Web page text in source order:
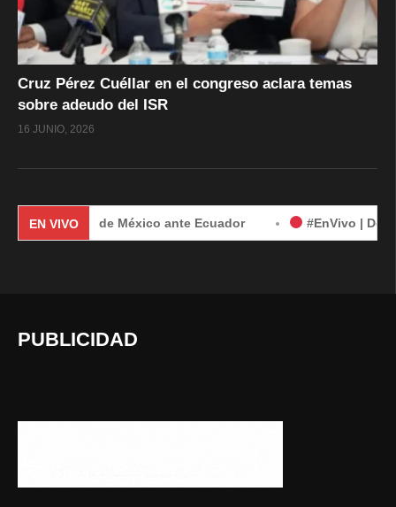
Cruz Pérez Cuéllar en el congreso aclara temas
sobre adeudo del ISR
16 JUNIO, 2026
EN VIVO
de México ante Ecuador #EnVivo | Demanda
PUBLICIDAD